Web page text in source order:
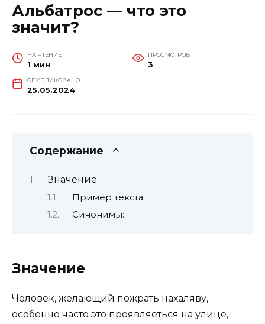
Альбатрос — что это
значит?
НА ЧТЕНИЕ
1 мин
ПРОСМОТРОВ
3
ОПУБЛИКОВАНО
25.05.2024
Содержание
Значение
Пример текста:
Синонимы:
Значение
Человек, желающий пожрать нахаляву,
особенно часто это проявляеться на улице,